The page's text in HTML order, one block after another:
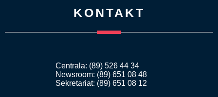
KONTAKT
Centrala: (89) 526 44 34
Newsroom: (89) 651 08 48
Sekretariat: (89) 651 08 12